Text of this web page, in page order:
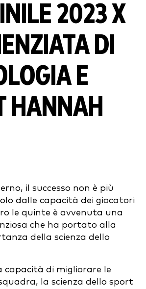
2023 X
DI
E
HANNAH
il successo non è più
dalle capacità dei giocatori
le quinte è avvenuta una
che ha portato alla
della scienza dello
capacità di migliorare le
la scienza dello sport